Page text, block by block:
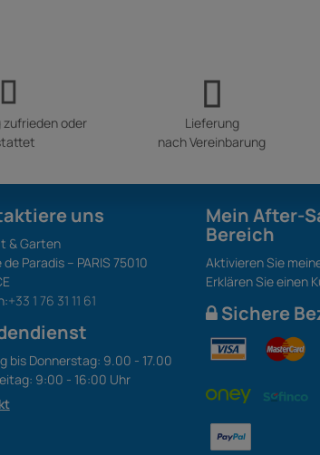
zufrieden oder
Lieferung
nach Vereinbarung
uns
& Garten
de Paradis – PARIS 75010
+33 1 76 31 11 61
bis Donnerstag: 9.00 - 17.00
9:00 - 16:00 Uhr
Mein After-
Bereich
Aktivieren Sie
Erklären Sie einen
Sichere